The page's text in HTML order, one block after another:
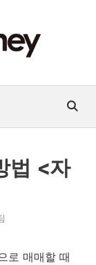
법 <자
로 매매할 때